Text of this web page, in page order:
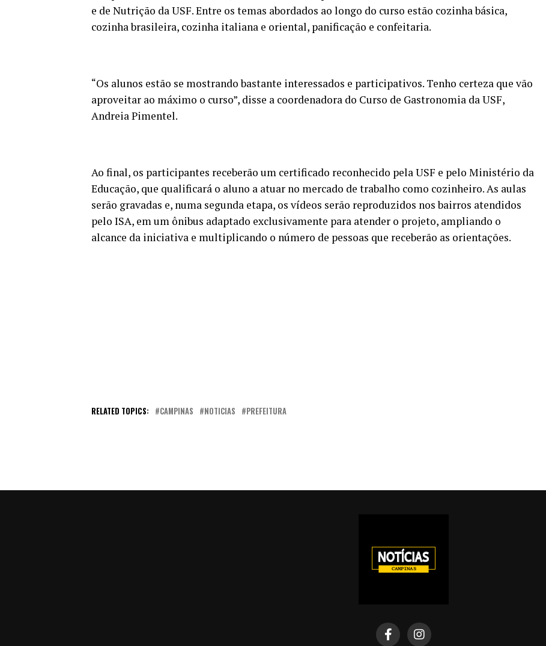
e de Nutrição da USF. Entre os temas abordados ao longo do curso estão cozinha básica,
cozinha brasileira, cozinha italiana e oriental, panificação e confeitaria.
“Os alunos estão se mostrando bastante interessados e participativos. Tenho certeza que vão
aproveitar ao máximo o curso”, disse a coordenadora do Curso de Gastronomia da USF,
Andreia Pimentel.
Ao final, os participantes receberão um certificado reconhecido pela USF e pelo Ministério da
Educação, que qualificará o aluno a atuar no mercado de trabalho como cozinheiro. As aulas
serão gravadas e, numa segunda etapa, os vídeos serão reproduzidos nos bairros atendidos
pelo ISA, em um ônibus adaptado exclusivamente para atender o projeto, ampliando o
alcance da iniciativa e multiplicando o número de pessoas que receberão as orientações.
RELATED TOPICS: CAMPINAS NOTICIAS PREFEITURA